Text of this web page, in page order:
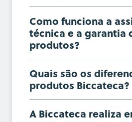
Como funciona a
técnica e a garantia
produtos?
Quais são os
produtos Biccateca?
A Biccateca realiza